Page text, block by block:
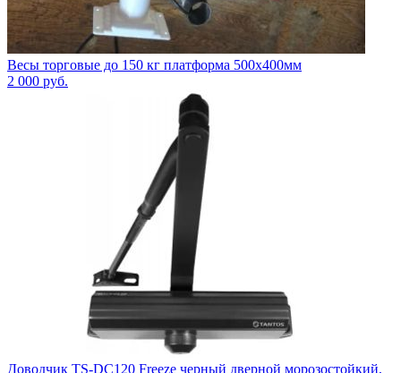
Весы торговые до 150 кг платформа 500х400мм
2 000 руб.
Доводчик TS-DC120 Freeze черный дверной морозостойкий,